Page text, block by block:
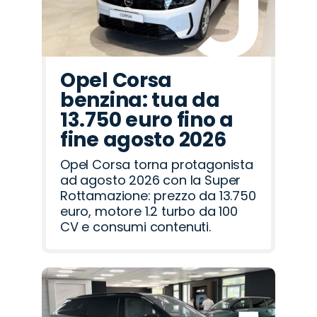
Opel Corsa
benzina: tua da
13.750 euro fino a
fine agosto 2026
Opel Corsa torna protagonista
ad agosto 2026 con la Super
Rottamazione: prezzo da 13.750
euro, motore 1.2 turbo da 100
CV e consumi contenuti.